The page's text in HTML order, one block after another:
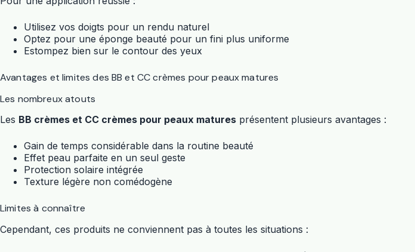
Utilisez vos doigts pour un rendu naturel
Optez pour une éponge beauté pour un fini plus uniforme
Estompez bien sur le contour des yeux
Avantages et limites des BB et CC crèmes pour peaux matures
Les nombreux atouts
Les BB crèmes et CC crèmes pour peaux matures présentent plusieurs avantages :
Gain de temps considérable dans la routine beauté
Effet peau parfaite en un seul geste
Protection solaire intégrée
Texture légère non comédogène
Limites à connaître
Cependant, ces produits ne conviennent pas à toutes les situations :